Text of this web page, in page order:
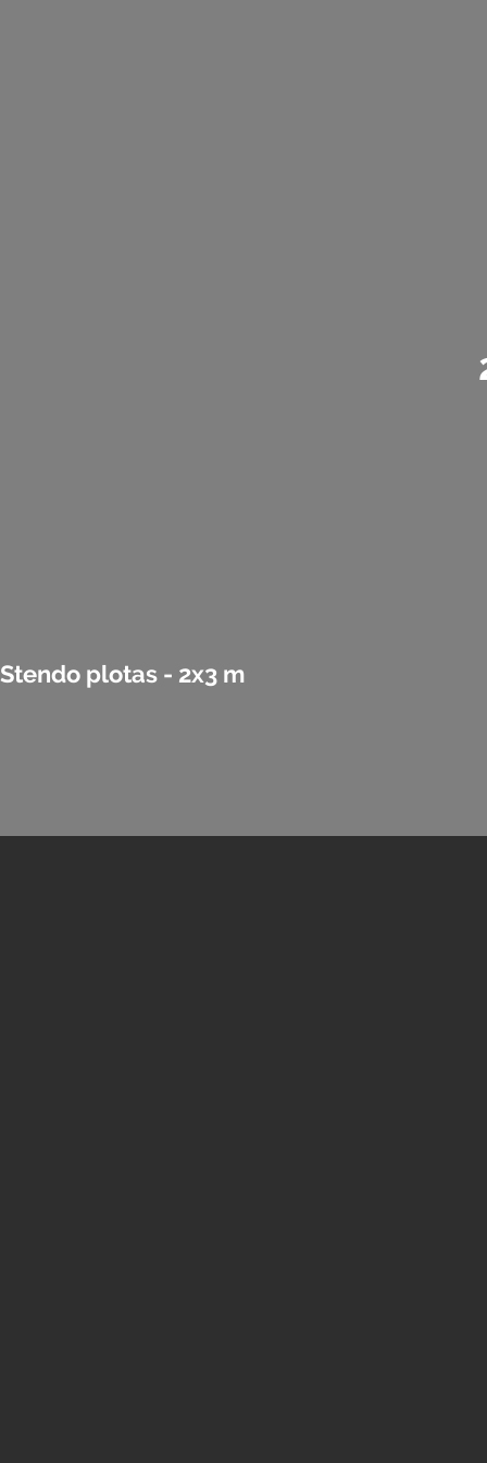
Stendo plotas - 2x3 m